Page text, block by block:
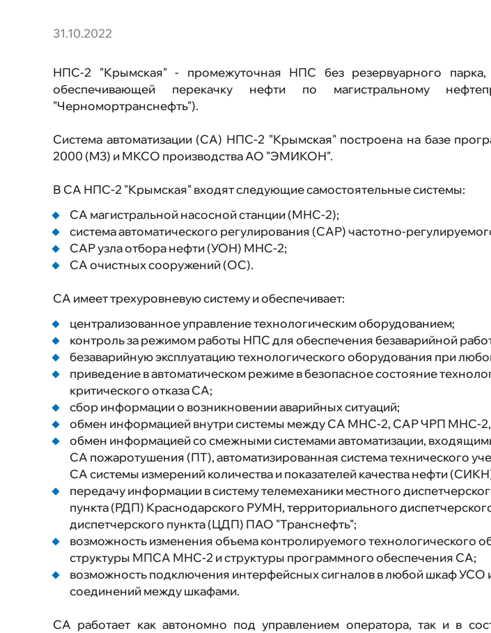
комплекс (ПАК) "ЭВЕРЕСТ"
31.10.2022
НПС-2 "Крымская" - промежуточная НПС без резервуарного парка,
обеспечивающей перекачку нефти по магистральному
"Черномортранснефть").
Система автоматизации (СА) НПС-2 "Крымская" построена на базе
2000 (M3) и МКСО производства АО "ЭМИКОН".
В СА НПС-2 "Крымская" входят следующие самостоятельные системы:
СА магистральной насосной станции (МНС-2);
система автоматического регулирования (САР) частотно-
САР узла отбора нефти (УОН) МНС-2;
СА очистных сооружений (ОС).
СА имеет трехуровневую систему и обеспечивает:
централизованное управление технологическим оборудованием;
контроль за режимом работы НПС для обеспечения безаварийной
безаварийную эксплуатацию технологического оборудования при
приведение в автоматическом режиме в безопасное состояние
критического отказа СА;
сбор информации о возникновении аварийных ситуаций;
обмен информацией внутри системы между СА МНС-2, САР ЧРП
обмен информацией со смежными системами автоматизации,
СА пожаротушения (ПТ), автоматизированная система технического
СА системы измерений количества и показателей качества нефти
передачу информации в систему телемеханики местного
пункта (РДП) Краснодарского РУМН, территориального
диспетчерского пункта (ЦДП) ПАО "Транснефть";
возможность изменения объема контролируемого технологического
структуры МПСА МНС-2 и структуры программного обеспечения СА;
возможность подключения интерфейсных сигналов в любой шкаф УСО
соединений между шкафами.
СА работает как автономно под управлением оператора, так и в